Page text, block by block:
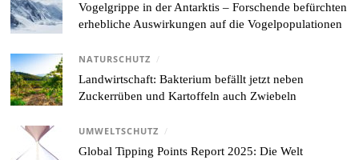
Vogelgrippe in der Antarktis – Forschende befürchten
erhebliche Auswirkungen auf die Vogelpopulationen
NATURSCHUTZ /
Landwirtschaft: Bakterium befällt jetzt neben
Zuckerrüben und Kartoffeln auch Zwiebeln
UMWELTSCHUTZ /
Global Tipping Points Report 2025: Die Welt